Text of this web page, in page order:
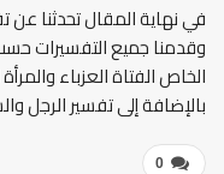
في نهاية المقال تحدثنا عن
وقدمنا جميع التفسيرات
الخاص الفتاة العزباء
بالإضافة إلى تفسير الرجل
0